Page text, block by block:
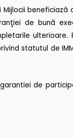
Mijlocii
de bună
statutul de
de